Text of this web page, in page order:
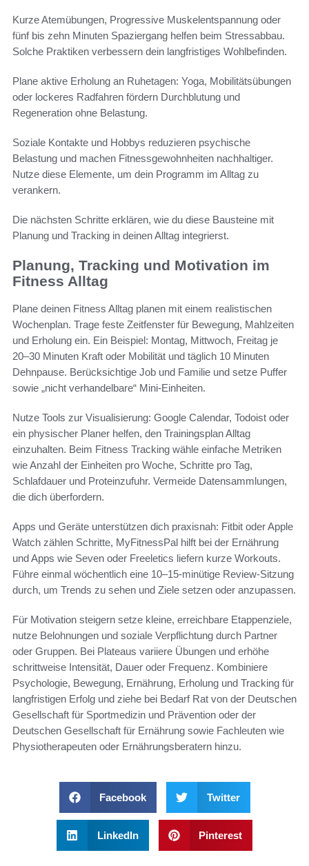
Kurze Atemübungen, Progressive Muskelentspannung oder
fünf bis zehn Minuten Spaziergang helfen beim Stressabbau.
Solche Praktiken verbessern dein langfristiges Wohlbefinden.
Plane aktive Erholung an Ruhetagen: Yoga, Mobilitätsübungen
oder lockeres Radfahren fördern Durchblutung und
Regeneration ohne Belastung.
Soziale Kontakte und Hobbys reduzieren psychische
Belastung und machen Fitnessgewohnheiten nachhaltiger.
Nutze diese Elemente, um dein Programm im Alltag zu
verankern.
Die nächsten Schritte erklären, wie du diese Bausteine mit
Planung und Tracking in deinen Alltag integrierst.
Planung, Tracking und Motivation im
Fitness Alltag
Plane deinen Fitness Alltag planen mit einem realistischen
Wochenplan. Trage feste Zeitfenster für Bewegung, Mahlzeiten
und Erholung ein. Ein Beispiel: Montag, Mittwoch, Freitag je
20–30 Minuten Kraft oder Mobilität und täglich 10 Minuten
Dehnpause. Berücksichtige Job und Familie und setze Puffer
sowie „nicht verhandelbare“ Mini-Einheiten.
Nutze Tools zur Visualisierung: Google Calendar, Todoist oder
ein physischer Planer helfen, den Trainingsplan Alltag
einzuhalten. Beim Fitness Tracking wähle einfache Metriken
wie Anzahl der Einheiten pro Woche, Schritte pro Tag,
Schlafdauer und Proteinzufuhr. Vermeide Datensammlungen,
die dich überfordern.
Apps und Geräte unterstützen dich praxisnah: Fitbit oder Apple
Watch zählen Schritte, MyFitnessPal hilft bei der Ernährung
und Apps wie Seven oder Freeletics liefern kurze Workouts.
Führe einmal wöchentlich eine 10–15-minütige Review-Sitzung
durch, um Trends zu sehen und Ziele setzen oder anzupassen.
Für Motivation steigern setze kleine, erreichbare Etappenziele,
nutze Belohnungen und soziale Verpflichtung durch Partner
oder Gruppen. Bei Plateaus variiere Übungen und erhöhe
schrittweise Intensität, Dauer oder Frequenz. Kombiniere
Psychologie, Bewegung, Ernährung, Erholung und Tracking für
langfristigen Erfolg und ziehe bei Bedarf Rat von der Deutschen
Gesellschaft für Sportmedizin und Prävention oder der
Deutschen Gesellschaft für Ernährung sowie Fachleuten wie
Physiotherapeuten oder Ernährungsberatern hinzu.
Facebook Twitter
LinkedIn Pinterest